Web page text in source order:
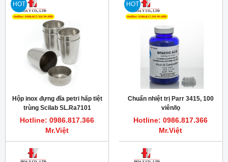
HOT
Hộp inox đựng đĩa petri hấp tiệt
trùng Scilab SL.Ra7101
Hotline: 0986.817.366
Mr.Việt
HOT
Chuẩn nhiệt trị Parr 3415, 100
viên/lọ
Hotline: 0986.817.366
Mr.Việt